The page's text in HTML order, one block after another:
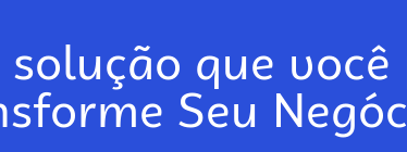
que você
Seu